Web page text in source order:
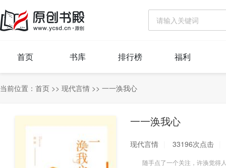
首页 书库 排行榜 福利
当前位置： 首页 >> 现代言情 >> 一一涣我心
一一涣我心
现代言情 33196次点击
随手点了一个关注，许涣觉得